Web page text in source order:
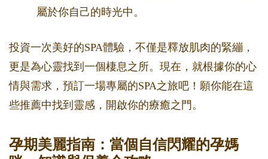
屬於你自己的時光中。
投資一次美好的SPA體驗，不僅是釋放肌肉的緊繃，
更是為心靈找到一個棲息之所。現在，就根據你的心
情與需求，預訂一場專屬的SPA之旅吧！願你能在這
些推薦中找到靈感，開啟你的療癒之門。
孕期美麗指南：當個自信閃耀的孕媽